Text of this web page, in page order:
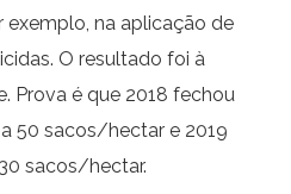
exemplo, na aplicação de
O resultado foi à
Prova é que 2018 fechou
50 sacos/hectar e 2019
sacos/hectar.